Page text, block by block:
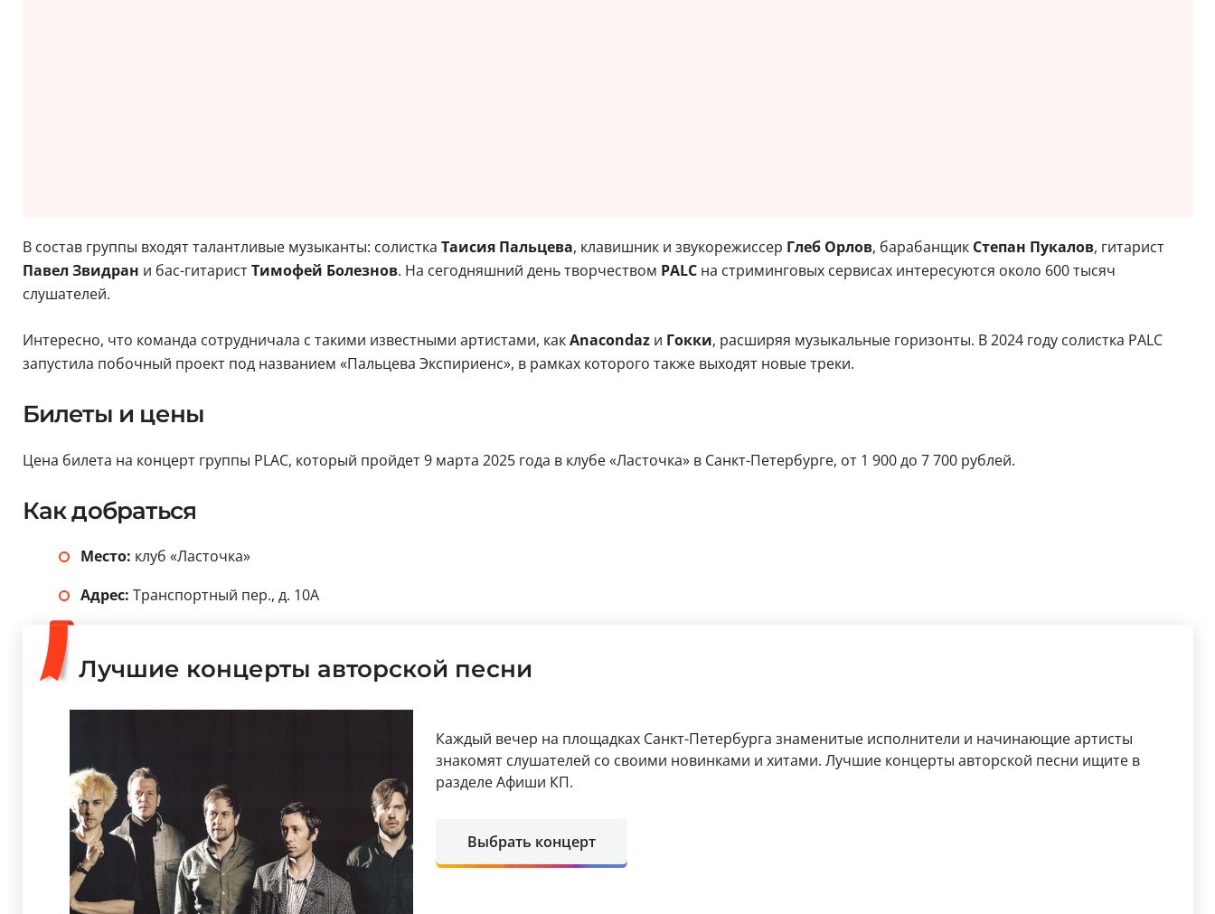
В состав группы входят талантливые музыканты: солистка Таисия Пальцева, клавишник и звукорежиссер Глеб Орлов, барабанщик Степан Пукалов, гитарист
Павел Звидран и бас-гитаристТимофей Болезнов. На сегодняшний день творчеством PALC на стриминговых сервисах интересуются около 600 тысяч
слушателей.
Интересно, что команда сотрудничала с такими известными артистами, какAnacondaz и Гокки, расширяя музыкальные горизонты. В 2024 году солистка PALC
запустила побочный проект под названием «Пальцева Экспириенс», в рамках которого также выходят новые треки.
Билеты и цены
Цена билета на концерт группы PLAC, который пройдет 9 марта 2025 года в клубе «Ласточка» в Санкт-Петербурге, от 1 900 до 7 700 рублей.
Как добраться
Место: клуб «Ласточка»
Адрес: Транспортный пер., д. 10А
Лучшие концерты авторской песни
Каждый вечер на площадках Санкт-Петербурга знаменитые исполнители и начинающие артисты
знакомят слушателей со своими новинками и хитами. Лучшие концерты авторской песни ищите в
разделе Афиши КП.
Выбрать концерт